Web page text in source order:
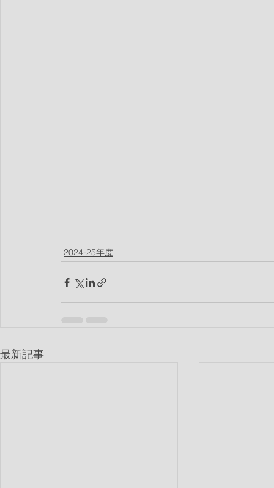
2024-25年度
最新記事